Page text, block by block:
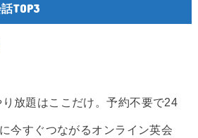
TOP3
放題はここだけ。予約不要で24
今すぐつながるオンライン英会